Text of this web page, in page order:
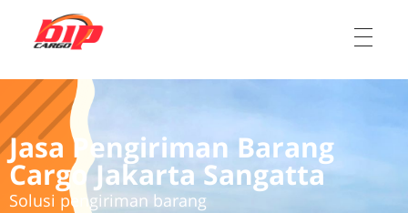
Ekspedisi Jakarta Kalimantan, Ekspedisi Jakarta Sulawesi
Ekspedisi cargo jasa pengiriman barang dari Jakarta, Jabodetabek ke Kalimantan dan Sulawesi
Jasa Pengiriman Barang
Cargo Jakarta Sangatta
Solusi pengiriman barang